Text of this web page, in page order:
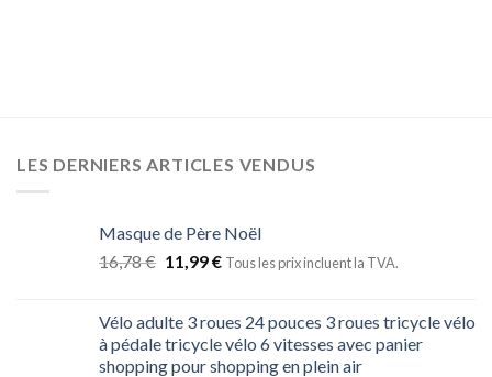
LES DERNIERS ARTICLES VENDUS
Masque de Père Noël
16,78€ 11,99€ Tous les prix incluent la TVA.
Vélo adulte 3 roues 24 pouces 3 roues tricycle vélo
à pédale tricycle vélo 6 vitesses avec panier
shopping pour shopping en plein air